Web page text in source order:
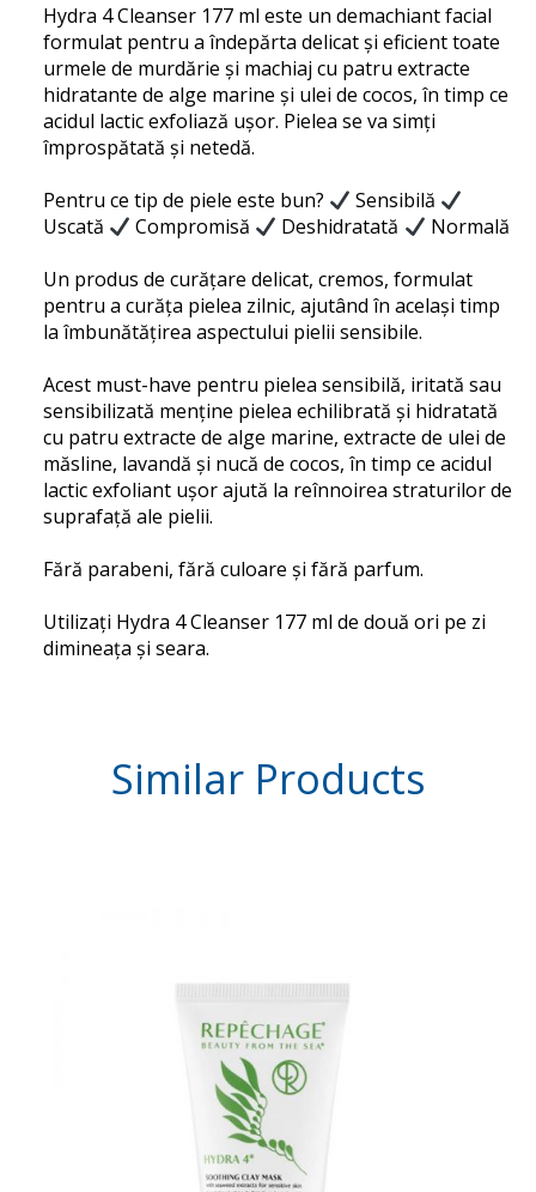
Hydra 4 Cleanser 177 ml este un demachiant facial
formulat pentru a îndepărta delicat și eficient toate
urmele de murdărie și machiaj cu patru extracte
hidratante de alge marine și ulei de cocos, în timp ce
acidul lactic exfoliază ușor. Pielea se va simți
împrospătată și netedă.
Pentru ce tip de piele este bun?
Sensibilă
Uscată
Compromisă Deshidratată
Normală
Un produs de curățare delicat, cremos, formulat
pentru a curăța pielea zilnic, ajutând în același timp
la îmbunătățirea aspectului pielii sensibile.
Acest must-have pentru pielea sensibilă, iritată sau
sensibilizată menține pielea echilibrată și hidratată
cu patru extracte de alge marine, extracte de ulei de
măsline, lavandă și nucă de cocos, în timp ce acidul
lactic exfoliant ușor ajută la reînnoirea straturilor de
suprafață ale pielii.
Fără parabeni, fără culoare și fără parfum.
Utilizați Hydra 4 Cleanser 177 ml de două ori pe zi
dimineața și seara.
Similar Products